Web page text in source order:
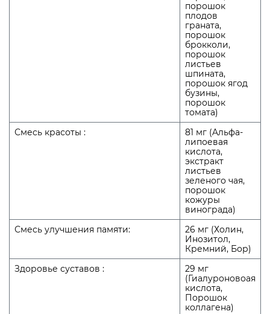
порошок
плодов
граната,
порошок
брокколи,
порошок
листьев
шпината,
порошок ягод
бузины,
порошок
томата)
Смесь красоты :
81 мг (Aльфа-
липоевая
кислота,
экстракт
листьев
зеленого чая,
порошок
кожуры
винограда)
Смесь улучшения памяти:
26 мг (Холин,
Инозитол,
Кремний, Бор)
Здоровье суставов :
29 мг
(Гиалуроновоая
кислота,
Порошок
коллагена)